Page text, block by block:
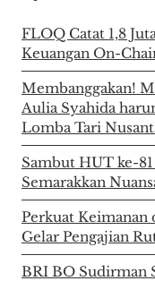
FLOQ Catat 1,8
Keuangan On-
Membanggakan!
Aulia Syahida
Lomba Tari
Sambut HUT ke-
Semarakkan
Perkuat Keimanan
Gelar Pengajian
BRI BO Sudirman